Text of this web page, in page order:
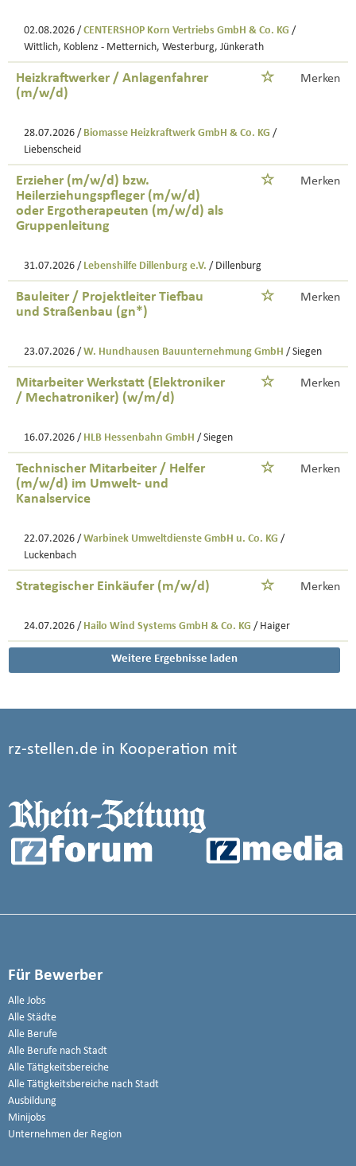
02.08.2026 / CENTERSHOP Korn Vertriebs GmbH & Co. KG /
Wittlich, Koblenz - Metternich, Westerburg, Jünkerath
Heizkraftwerker / Anlagenfahrer
(m/w/d)
Merken
28.07.2026 / Biomasse Heizkraftwerk GmbH & Co. KG /
Liebenscheid
Erzieher (m/w/d) bzw.
Heilerziehungspfleger (m/w/d)
oder Ergotherapeuten (m/w/d) als
Gruppenleitung
Merken
31.07.2026 / Lebenshilfe Dillenburg e.V. / Dillenburg
Bauleiter / Projektleiter Tiefbau
und Straßenbau (gn*)
Merken
23.07.2026 / W. Hundhausen Bauunternehmung GmbH / Siegen
Mitarbeiter Werkstatt (Elektroniker
/ Mechatroniker) (w/m/d)
Merken
16.07.2026 / HLB Hessenbahn GmbH / Siegen
Technischer Mitarbeiter / Helfer
(m/w/d) im Umwelt- und
Kanalservice
Merken
22.07.2026 / Warbinek Umweltdienste GmbH u. Co. KG /
Luckenbach
Strategischer Einkäufer (m/w/d) Merken
24.07.2026 / Hailo Wind Systems GmbH & Co. KG / Haiger
Weitere Ergebnisse laden
rz-stellen.de in Kooperation mit
Für Bewerber
Alle Jobs
Alle Städte
Alle Berufe
Alle Berufe nach Stadt
Alle Tätigkeitsbereiche
Alle Tätigkeitsbereiche nach Stadt
Ausbildung
Minijobs
Unternehmen der Region